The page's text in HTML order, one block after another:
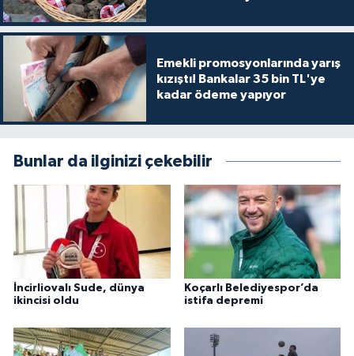
Emekli promosyonlarında yarış
kızıştı! Bankalar 35 bin TL'ye
kadar ödeme yapıyor
Bunlar da ilginizi çekebilir
İncirliovalı Sude, dünya
ikincisi oldu
Koçarlı Belediyespor’da
istifa depremi